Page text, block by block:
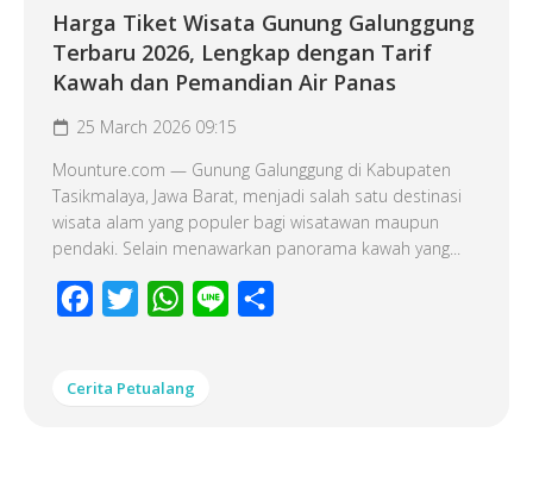
Harga Tiket Wisata Gunung Galunggung
Terbaru 2026, Lengkap dengan Tarif
Kawah dan Pemandian Air Panas
25 March 2026 09:15
Mounture.com — Gunung Galunggung di Kabupaten
Tasikmalaya, Jawa Barat, menjadi salah satu destinasi
wisata alam yang populer bagi wisatawan maupun
pendaki. Selain menawarkan panorama kawah yang...
Facebook
Twitter WhatsApp
Line
Cerita Petualang